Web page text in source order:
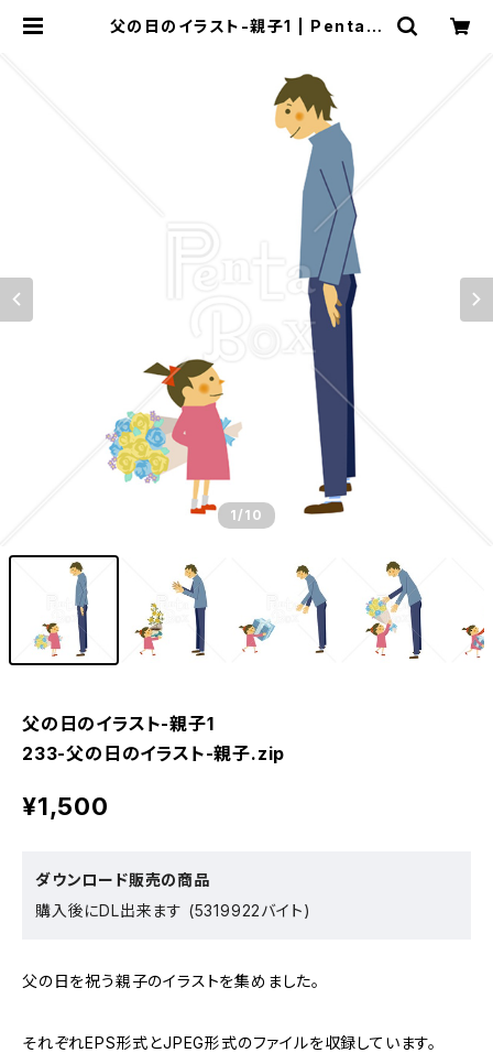
父の日のイラスト-親子1 | Penta B
1 /10
父の日のイラスト-親子1
233-父の日のイラスト-親子.zip
¥1,500
ダウンロード販売の商品
購入後にDL出来ます (5319922バイト)
父の日を祝う親子のイラストを集めました。
それぞれEPS形式とJPEG形式のファイルを収録しています。